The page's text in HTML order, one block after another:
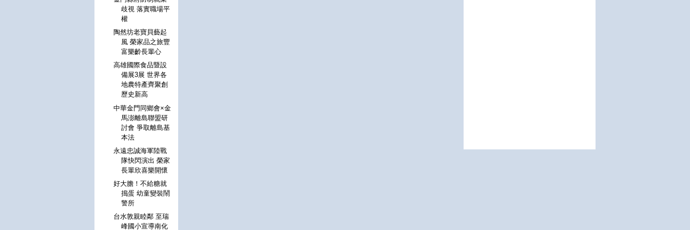
歧視 落實職場平
權
陶然坊老寶貝藝起
風 榮家品之旅豐
富樂齡長輩心
高雄國際食品暨設
備展3展 世界各
地農特產齊聚創
歷史新高
中華金門同鄉會×金
馬澎離島聯盟研
討會 爭取離島基
本法
永遠忠誠海軍陸戰
隊快閃演出 榮家
長輩欣喜樂開懷
好大膽！不給糖就
搗蛋 幼童變裝鬧
警所
台水敦親睦鄰 至瑞
峰國小宣導南化